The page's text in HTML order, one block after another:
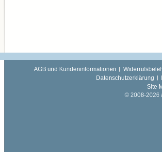
AGB und Kundeninformationen
Datenschutzerklärung
Site
© 2008-2026